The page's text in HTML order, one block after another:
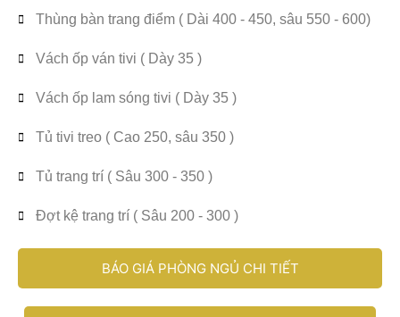
Thùng bàn trang điểm ( Dài 400 - 450, sâu 550 - 600)
Vách ốp ván tivi ( Dày 35 )
Vách ốp lam sóng tivi ( Dày 35 )
Tủ tivi treo ( Cao 250, sâu 350 )
Tủ trang trí ( Sâu 300 - 350 )
Đợt kệ trang trí ( Sâu 200 - 300 )
BÁO GIÁ PHÒNG NGỦ CHI TIẾT